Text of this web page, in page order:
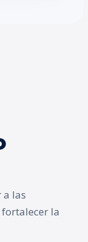
a las
la